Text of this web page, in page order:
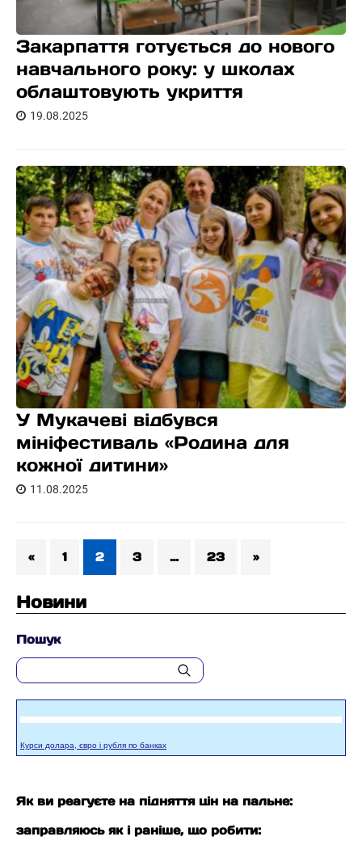
Закарпаття готується до нового
навчального року: у школах
облаштовують укриття
19.08.2025
У Мукачеві відбувся
мініфестиваль «Родина для
кожної дитини»
11.08.2025
« 1 2 3 … 23 »
Новини
Пошук
Курси долара, євро і рубля по банках
Як ви реагуєте на підняття цін на пальне:
заправляюсь як і раніше, що робити: